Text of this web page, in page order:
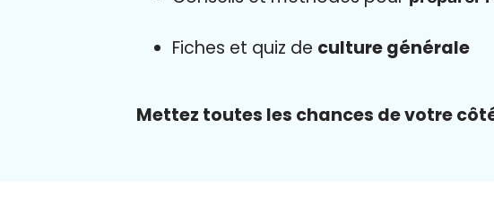
Fiches et quiz de culture générale
Mettez toutes les chances de votre